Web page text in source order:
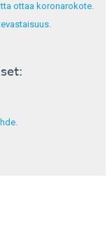
ottaa koronarokote.